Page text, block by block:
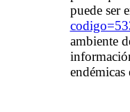
puede ser
ambiente